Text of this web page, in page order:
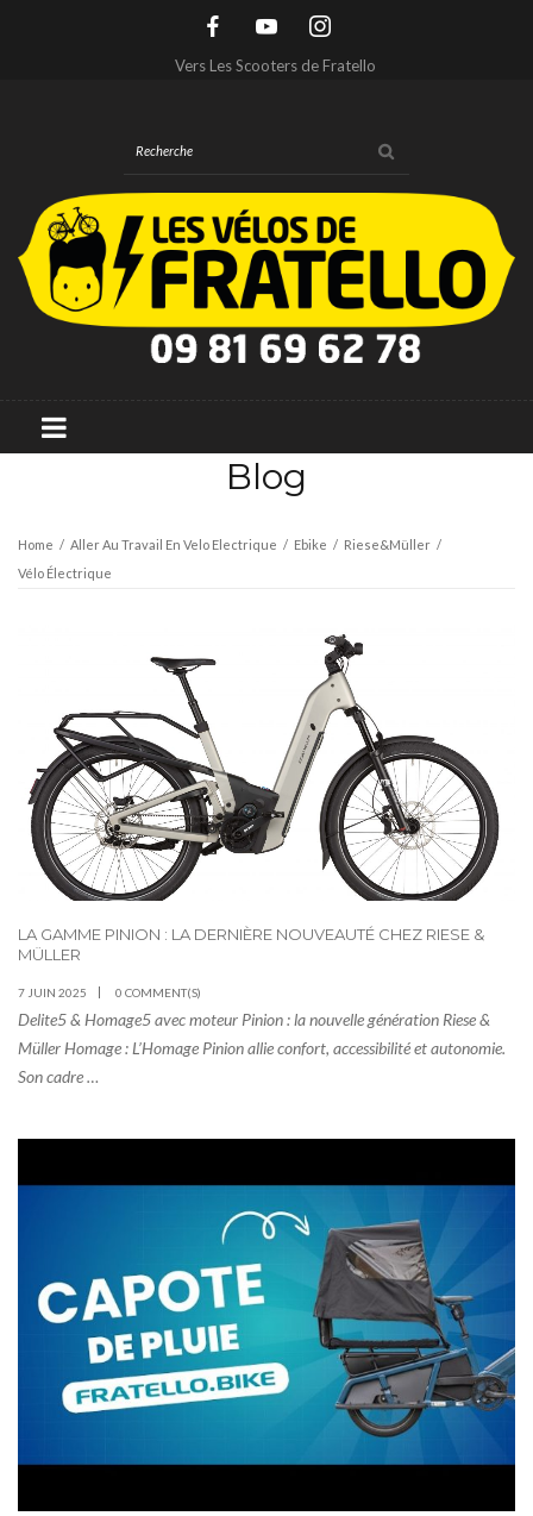
Vers Les Scooters de Fratello
Blog
Home / Aller Au Travail En Velo Electrique / Ebike / Riese&Müller /
Vélo Électrique
LA GAMME PINION : LA DERNIÈRE NOUVEAUTÉ CHEZ RIESE &
MÜLLER
7 JUIN 2025 0 COMMENT(S)
Delite5 & Homage5 avec moteur Pinion : la nouvelle génération Riese &
Müller Homage : L’Homage Pinion allie confort, accessibilité et autonomie.
Son cadre …